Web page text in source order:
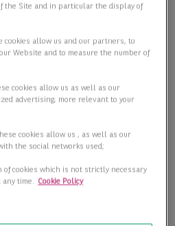
the Site and in particular the display of
cookies allow us and our partners, to
Website and to measure the number of
cookies allow us as well as our
advertising, more relevant to your
cookies allow us , as well as our
the social networks used;
cookies which is not strictly necessary
any time. Cookie Policy